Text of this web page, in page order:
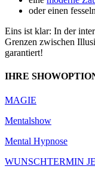
oder einen
Eins ist klar: In der
Grenzen zwischen
garantiert!
IHRE
MAGIE
Mentalshow
Mental Hypnose
WUNSCHTERMIN